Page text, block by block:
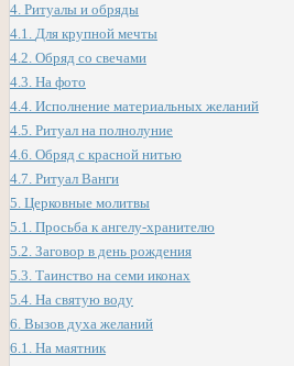
4. Ритуалы и обряды
4.1. Для крупной мечты
4.2. Обряд со свечами
4.3. На фото
4.4. Исполнение материальных желаний
4.5. Ритуал на полнолуние
4.6. Обряд с красной нитью
4.7. Ритуал Ванги
5. Церковные молитвы
5.1. Просьба к ангелу-хранителю
5.2. Заговор в день рождения
5.3. Таинство на семи иконах
5.4. На святую воду
6. Вызов духа желаний
6.1. На маятник